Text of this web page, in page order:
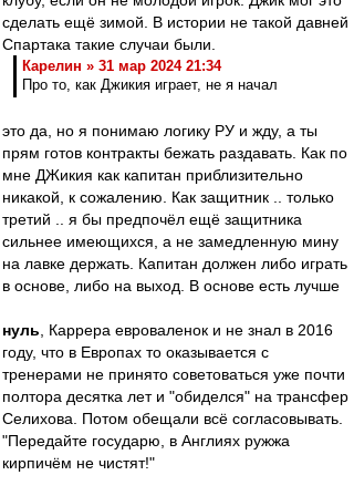
сделать ещё зимой. В истории не такой давней
Спартака такие случаи были.
Карелин » 31 мар 2024 21:34
Про то, как Джикия играет, не я начал
это да, но я понимаю логику РУ и жду, а ты
прям готов контракты бежать раздавать. Как по
мне ДЖикия как капитан приблизительно
никакой, к сожалению. Как защитник .. только
третий .. я бы предпочёл ещё защитника
сильнее имеющихся, а не замедленную мину
на лавке держать. Капитан должен либо играть
в основе, либо на выход. В основе есть лучше
нуль , Каррера евроваленок и не знал в 2016
году, что в Европах то оказывается с
тренерами не принято советоваться уже почти
полтора десятка лет и "обиделся" на трансфер
Селихова. Потом обещали всё согласовывать.
"Передайте государю, в Англиях ружжа
кирпичём не чистят!"